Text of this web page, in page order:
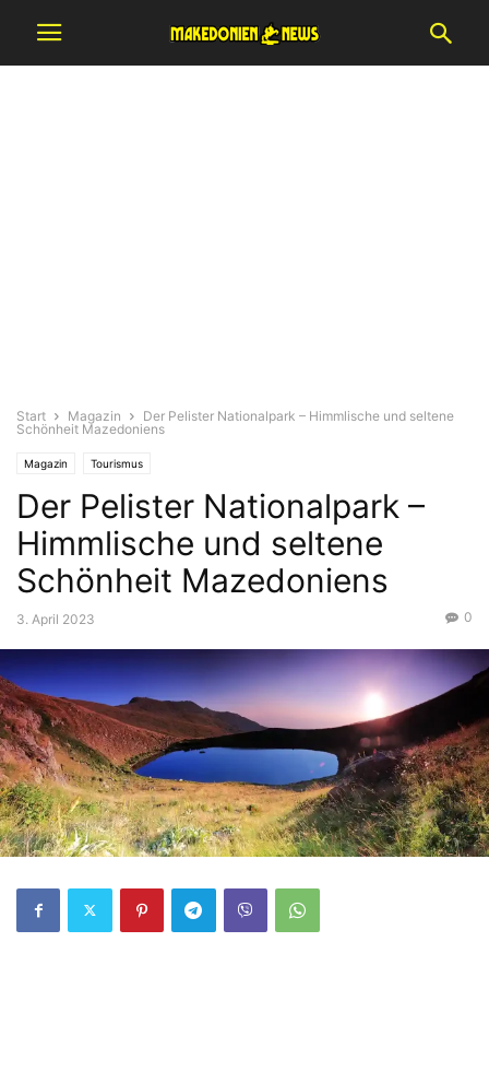
Start Magazin
Der Pelister Nationalpark – Himmlische und seltene
Schönheit Mazedoniens
Magazin Tourismus
Der Pelister Nationalpark –
Himmlische und seltene
Schönheit Mazedoniens
3. April 2023 0